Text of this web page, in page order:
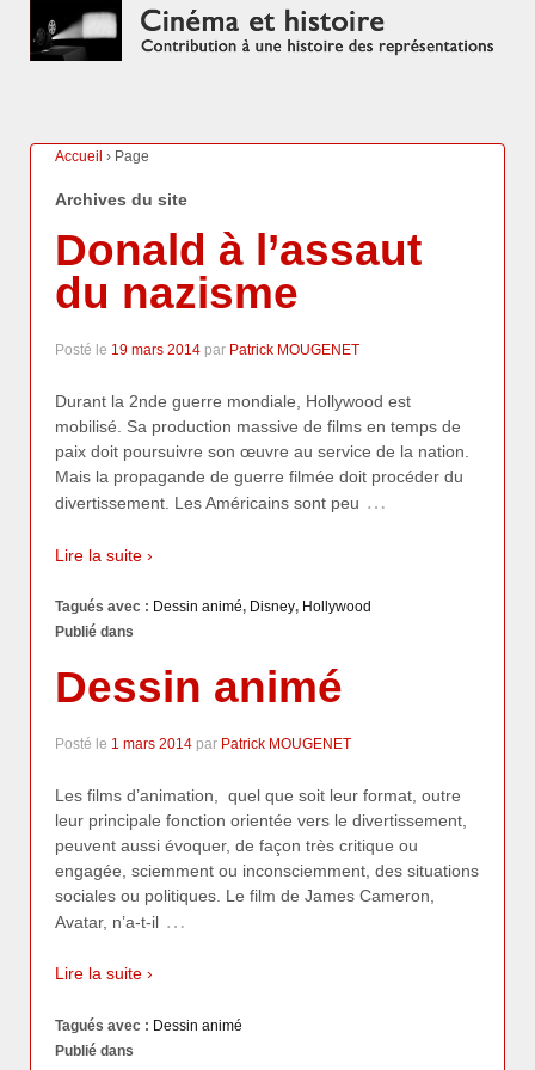
Accueil › Page
Archives du site
Donald à l’assaut
du nazisme
Posté le 19 mars 2014 par Patrick MOUGENET
Durant la 2nde guerre mondiale, Hollywood est
mobilisé. Sa production massive de films en temps de
paix doit poursuivre son œuvre au service de la nation.
Mais la propagande de guerre filmée doit procéder du
divertissement. Les Américains sont peu …
Lire la suite ›
Tagués avec : Dessin animé, Disney, Hollywood
Publié dans
Dessin animé
Posté le 1 mars 2014 par Patrick MOUGENET
Les films d’animation, quel que soit leur format, outre
leur principale fonction orientée vers le divertissement,
peuvent aussi évoquer, de façon très critique ou
engagée, sciemment ou inconsciemment, des situations
sociales ou politiques. Le film de James Cameron,
Avatar, n’a-t-il …
Lire la suite ›
Tagués avec : Dessin animé
Publié dans